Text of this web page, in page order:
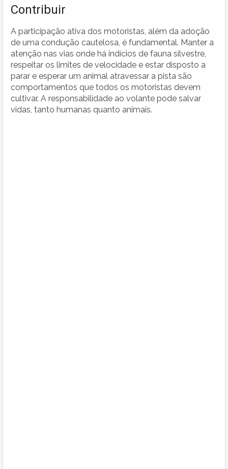
Contribuir
A participação ativa dos motoristas, além da adoção
de uma condução cautelosa, é fundamental. Manter a
atenção nas vias onde há indícios de fauna silvestre,
respeitar os limites de velocidade e estar disposto a
parar e esperar um animal atravessar a pista são
comportamentos que todos os motoristas devem
cultivar. A responsabilidade ao volante pode salvar
vidas, tanto humanas quanto animais.